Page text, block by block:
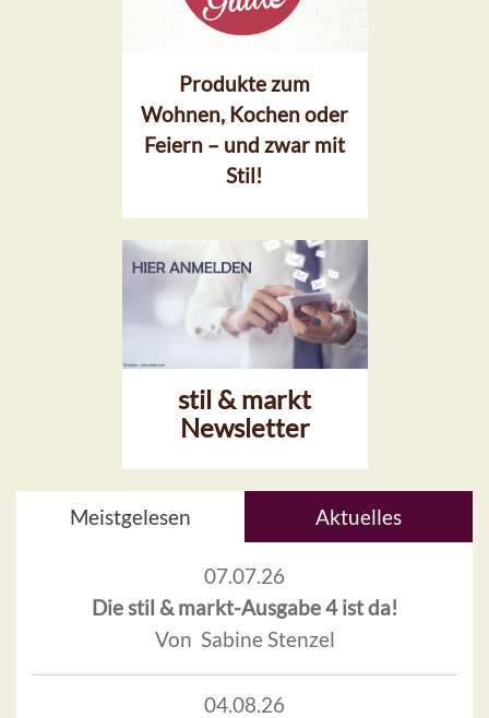
Produkte zum
Wohnen, Kochen oder
Feiern – und zwar mit
Stil!
stil & markt
Newsletter
Meistgelesen Aktuelles
07.07.26
Die stil & markt-Ausgabe 4 ist da!
Von Sabine Stenzel
04.08.26